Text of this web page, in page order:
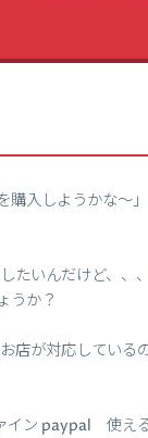
購入しようかな～
たいんだけど、、
うか？
店が対応している
イン paypal 使え